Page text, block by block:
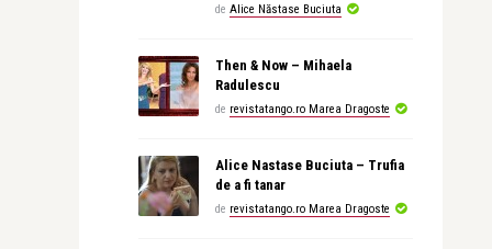
de Alice Năstase Buciuta
Then & Now – Mihaela
Radulescu
de revistatango.ro Marea Dragoste
Alice Nastase Buciuta – Trufia
de a fi tanar
de revistatango.ro Marea Dragoste